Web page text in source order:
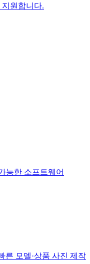
지원합니다.
능한 소프트웨어
른 모델·상품 사진 제작